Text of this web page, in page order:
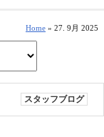
Home » 27. 9月 2025
スタッフブログ